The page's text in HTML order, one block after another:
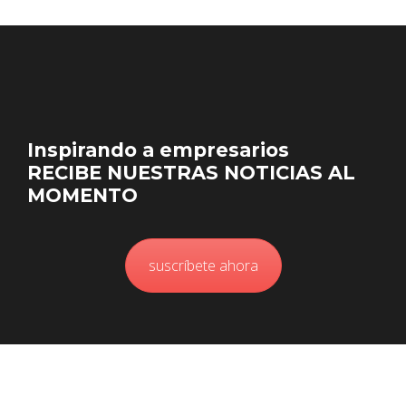
Inspirando a empresarios
RECIBE NUESTRAS NOTICIAS AL
MOMENTO
suscríbete ahora